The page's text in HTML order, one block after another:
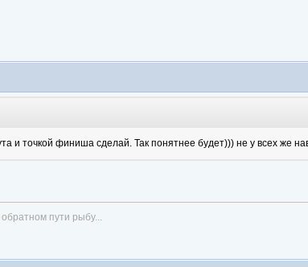
и точкой финиша сделай. Так понятнее будет))) не у всех же
пути рыбу...